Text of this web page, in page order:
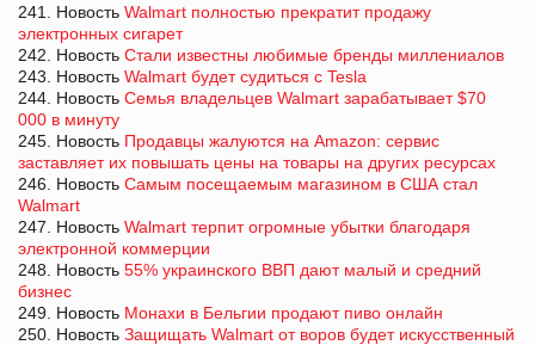
241. Новость Walmart полностью прекратит продажу
электронных сигарет
242. Новость Стали известны любимые бренды миллениалов
243. Новость Walmart будет судиться с Tesla
244. Новость Семья владельцев Walmart зарабатывает $70
000 в минуту
245. Новость Продавцы жалуются на Amazon: сервис
заставляет их повышать цены на товары на других ресурсах
246. Новость Самым посещаемым магазином в США стал
Walmart
247. Новость Walmart терпит огромные убытки благодаря
электронной коммерции
248. Новость 55% украинского ВВП дают малый и средний
бизнес
249. Новость Монахи в Бельгии продают пиво онлайн
250. Новость Защищать Walmart от воров будет искусственный